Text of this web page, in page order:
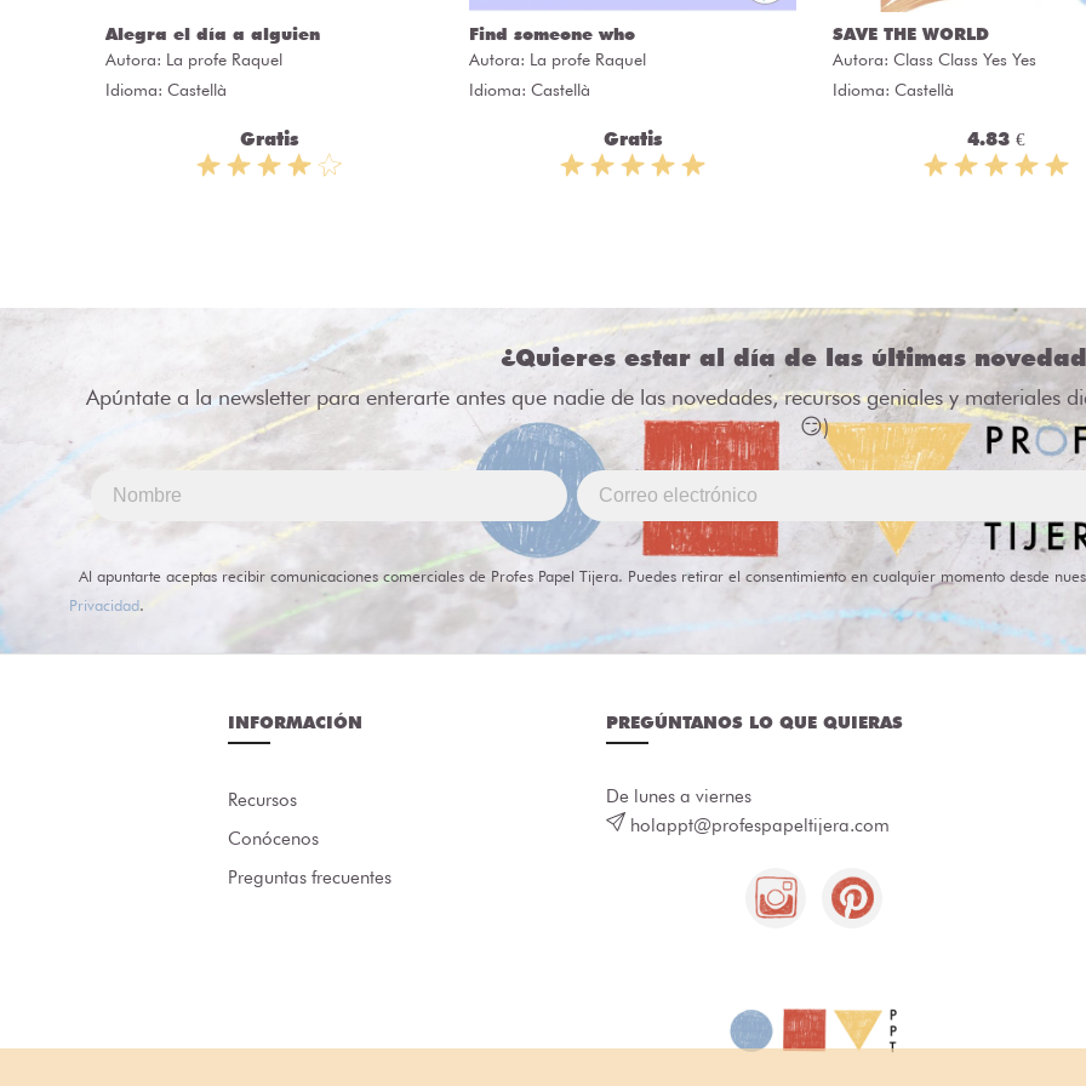
Alegra el día a alguien
Autora: La profe Raquel
Idioma: Castellà
Gratis
Find someone who
Autora: La profe Raquel
Idioma: Castellà
Gratis
SAVE THE WORLD
Autora: Class Class Yes Yes
Idioma: Castellà
4.83 €
¿Quieres estar al día de las últimas
Apúntate a la newsletter para enterarte antes que nadie de las novedades, recursos geniales y materiales
😏)
Al apuntarte aceptas recibir comunicaciones comerciales de Profes Papel Tijera. Puedes retirar el consentimiento en cualquier momento desde
Privacidad.
INFORMACIÓN
Recursos
Conócenos
Preguntas frecuentes
PREGÚNTANOS LO QUE QUIERAS
De lunes a viernes
holappt@profespapeltijera.com